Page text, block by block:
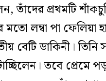
তাঁদের প্রথমটি
লম্বা পা ফেলিয়া
বেটি ডাকিনী।
তবে প্রেমে